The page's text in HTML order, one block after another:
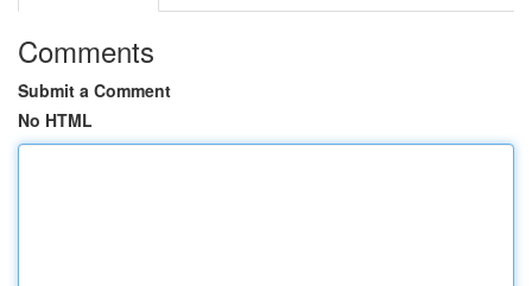
Comments
Submit a Comment
No HTML